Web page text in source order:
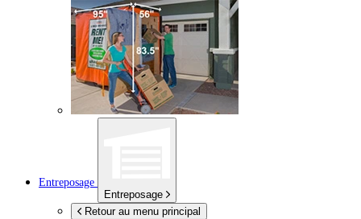
Entreposage
Entreposage
Retour au menu principal